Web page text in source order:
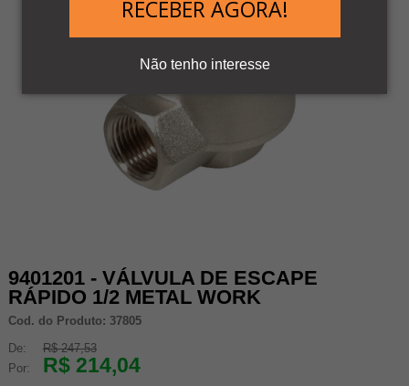
RECEBER AGORA!
Não tenho interesse
9401201 - VÁLVULA DE ESCAPE
RÁPIDO 1/2 METAL WORK
Cod. do Produto: 37805
De:
R$ 247,53
Por:
R$ 214,04